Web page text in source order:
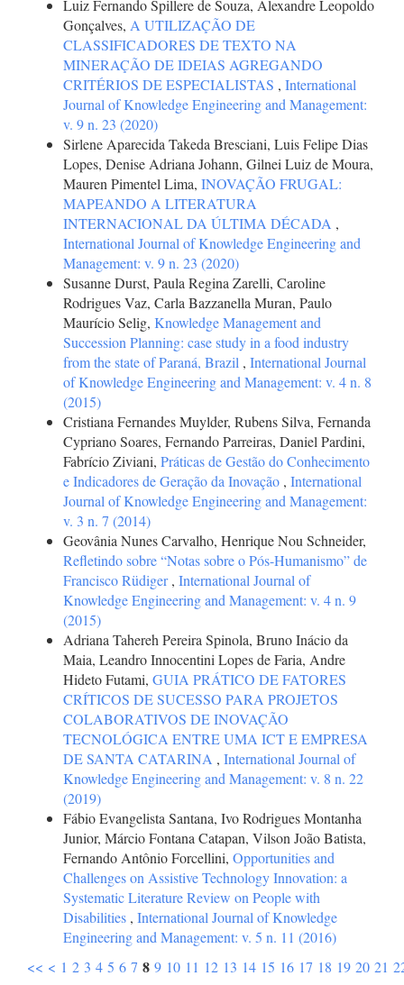
Luiz Fernando Spillere de Souza, Alexandre Leopoldo
Gonçalves, A UTILIZAÇÃO DE
CLASSIFICADORES DE TEXTO NA
MINERAÇÃO DE IDEIAS AGREGANDO
CRITÉRIOS DE ESPECIALISTAS , International
Journal of Knowledge Engineering and Management:
v. 9 n. 23 (2020)
Sirlene Aparecida Takeda Bresciani, Luis Felipe Dias
Lopes, Denise Adriana Johann, Gilnei Luiz de Moura,
Mauren Pimentel Lima, INOVAÇÃO FRUGAL:
MAPEANDO A LITERATURA
INTERNACIONAL DA ÚLTIMA DÉCADA ,
International Journal of Knowledge Engineering and
Management: v. 9 n. 23 (2020)
Susanne Durst, Paula Regina Zarelli, Caroline
Rodrigues Vaz, Carla Bazzanella Muran, Paulo
Maurício Selig, Knowledge Management and
Succession Planning: case study in a food industry
from the state of Paraná, Brazil , International Journal
of Knowledge Engineering and Management: v. 4 n. 8
(2015)
Cristiana Fernandes Muylder, Rubens Silva, Fernanda
Cypriano Soares, Fernando Parreiras, Daniel Pardini,
Fabrício Ziviani, Práticas de Gestão do Conhecimento
e Indicadores de Geração da Inovação , International
Journal of Knowledge Engineering and Management:
v. 3 n. 7 (2014)
Geovânia Nunes Carvalho, Henrique Nou Schneider,
Refletindo sobre “Notas sobre o Pós-Humanismo” de
Francisco Rüdiger, International Journal of
Knowledge Engineering and Management: v. 4 n. 9
(2015)
Adriana Tahereh Pereira Spinola, Bruno Inácio da
Maia, Leandro Innocentini Lopes de Faria, Andre
Hideto Futami, GUIA PRÁTICO DE FATORES
CRÍTICOS DE SUCESSO PARA PROJETOS
COLABORATIVOS DE INOVAÇÃO
TECNOLÓGICA ENTRE UMA ICT E EMPRESA
DE SANTA CATARINA , International Journal of
Knowledge Engineering and Management: v. 8 n. 22
(2019)
Fábio Evangelista Santana, Ivo Rodrigues Montanha
Junior, Márcio Fontana Catapan, Vilson João Batista,
Fernando Antônio Forcellini, Opportunities and
Challenges on Assistive Technology Innovation: a
Systematic Literature Review on People with
Disabilities , International Journal of Knowledge
Engineering and Management: v. 5 n. 11 (2016)
<< < 1 2 3 4 5 6 7 8 9 10 11 12 13 14 15 16 17 18 19 20 21